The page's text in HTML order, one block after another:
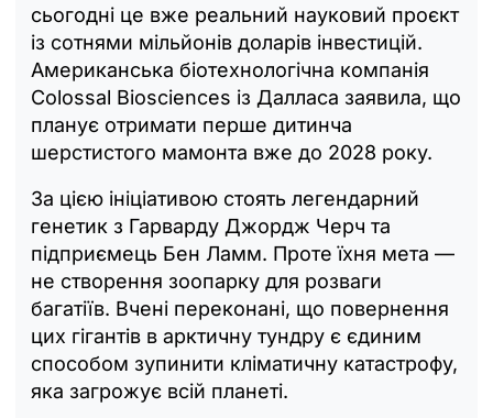
сьогодні це вже реальний науковий проєкт
із сотнями мільйонів доларів інвестицій.
Американська біотехнологічна компанія
Colossal Biosciences із Далласа заявила, що
планує отримати перше дитинча
шерстистого мамонта вже до 2028 року.
За цією ініціативою стоять легендарний
генетик з Гарварду Джордж Черч та
підприємець Бен Ламм. Проте їхня мета —
не створення зоопарку для розваги
багатіїв. Вчені переконані, що повернення
цих гігантів в арктичну тундру є єдиним
способом зупинити кліматичну катастрофу,
яка загрожує всій планеті.